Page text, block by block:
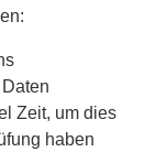
Zeit, um dies
haben